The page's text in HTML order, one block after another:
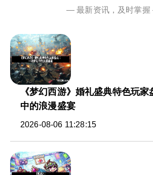
— 最新资讯，及时掌
《梦幻西游》婚礼盛典特色玩家
中的浪漫盛宴
2026-08-06 11:28:15